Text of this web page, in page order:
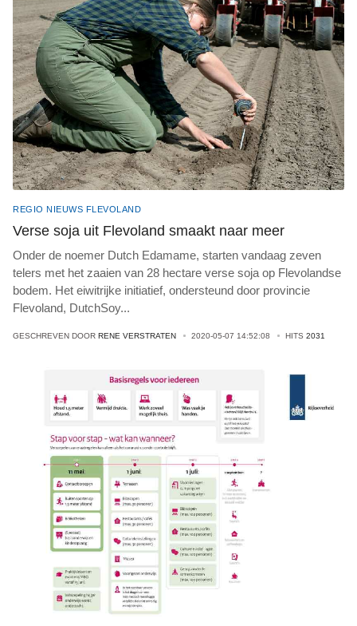
REGIO NIEUWS FLEVOLAND
Verse soja uit Flevoland smaakt naar meer
Onder de noemer Dutch Edamame, starten vandaag zeven
telers met het zaaien van 28 hectare verse soja op Flevolandse
bodem. Het eiwitrijke initiatief, ondersteund door provincie
Flevoland, DutchSoy...
GESCHREVEN DOOR RENE VERSTRATEN 2020-05-07 14:52:08 HITS 2031